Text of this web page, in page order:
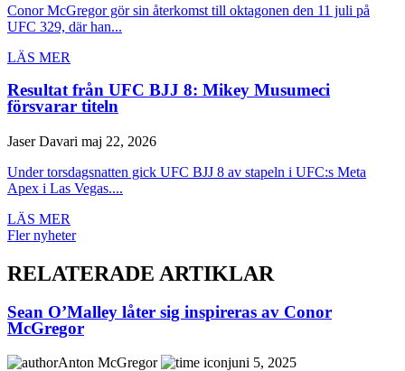
Conor McGregor gör sin återkomst till oktagonen den 11 juli på
UFC 329, där han...
LÄS MER
Resultat från UFC BJJ 8: Mikey Musumeci
försvarar titeln
Jaser Davari maj 22, 2026
Under torsdagsnatten gick UFC BJJ 8 av stapeln i UFC:s Meta
Apex i Las Vegas....
LÄS MER
Fler nyheter
RELATERADE ARTIKLAR
Sean O’Malley låter sig inspireras av Conor
McGregor
Anton McGregor
juni 5, 2025